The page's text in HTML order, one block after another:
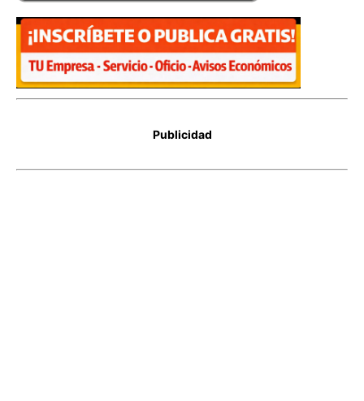
Publicidad